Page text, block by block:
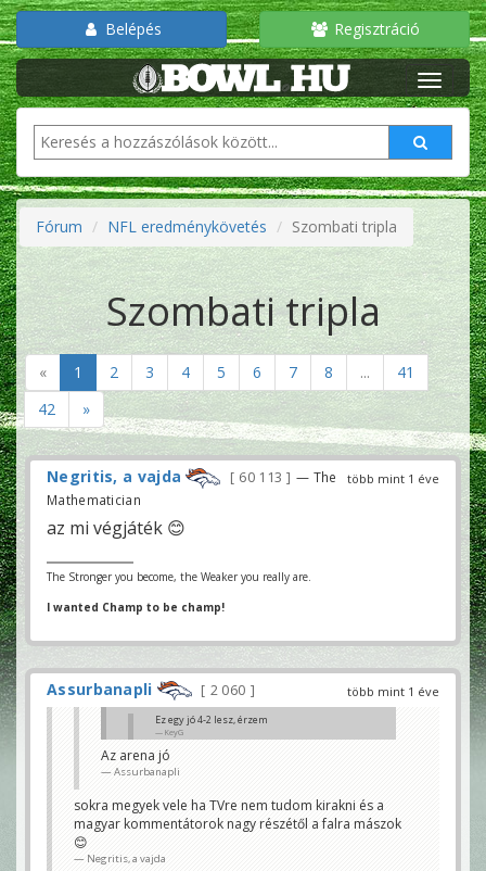
Belépés Regisztráció
Fórum NFL eredménykövetés Szombati tripla
Szombati tripla
« 1 2 3 4 5 6 7 8 ...
41
42
»
több mint 1 éve
Negritis, a vajda 60 113
— The
Mathematician
az mi végjáték 😊
The Stronger you become, the Weaker you really are.
I wanted Champ to be champ!
több mint 1 éve
Assurbanapli 2 060
Ez egy jó 4-2 lesz, érzem
KeyG
mondjuk a képminőség nálam most nem túl jó a
dazn-n
Az arena jó
Assurbanapli
sokra megyek vele ha TVre nem tudom kirakni és a
magyar kommentátorok nagy részétől a falra mászok
😊
Negritis, a vajda